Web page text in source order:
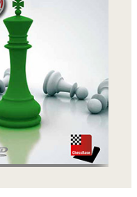
Contact
T
&
Privacy
Policy
about
FAQ
licenses
Accessibility
Cookies
Management